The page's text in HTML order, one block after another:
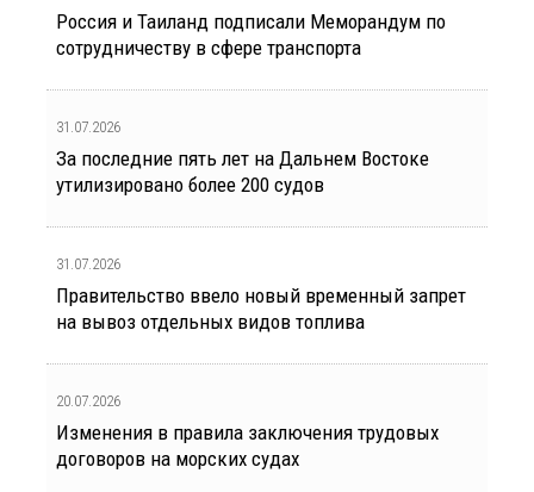
Россия и Таиланд подписали Меморандум по
сотрудничеству в сфере транспорта
31.07.2026
За последние пять лет на Дальнем Востоке
утилизировано более 200 судов
31.07.2026
Правительство ввело новый временный запрет
на вывоз отдельных видов топлива
20.07.2026
Изменения в правила заключения трудовых
договоров на морских судах